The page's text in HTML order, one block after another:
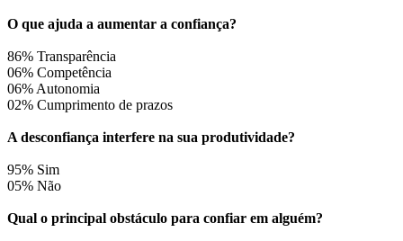
O que ajuda a aumentar a confiança?
86% Transparência
06% Competência
06% Autonomia
02% Cumprimento de prazos
A desconfiança interfere na sua produtividade?
95% Sim
05% Não
Qual o principal obstáculo para confiar em alguém?